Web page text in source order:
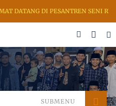
DATANG DI PESANTREN SENI
SUBMENU